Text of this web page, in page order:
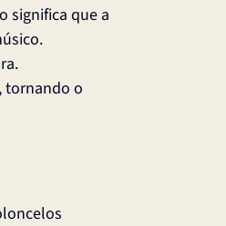
significa que a
tornando o